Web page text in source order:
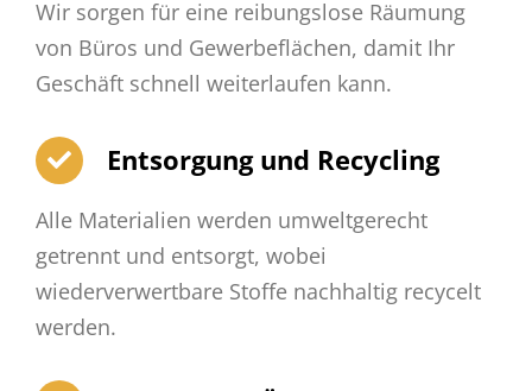
Wir sorgen für eine reibungslose Räumung
von Büros und Gewerbeflächen, damit Ihr
Geschäft schnell weiterlaufen kann.
Entsorgung und Recycling
Alle Materialien werden umweltgerecht
getrennt und entsorgt, wobei
wiederverwertbare Stoffe nachhaltig recycelt
werden.